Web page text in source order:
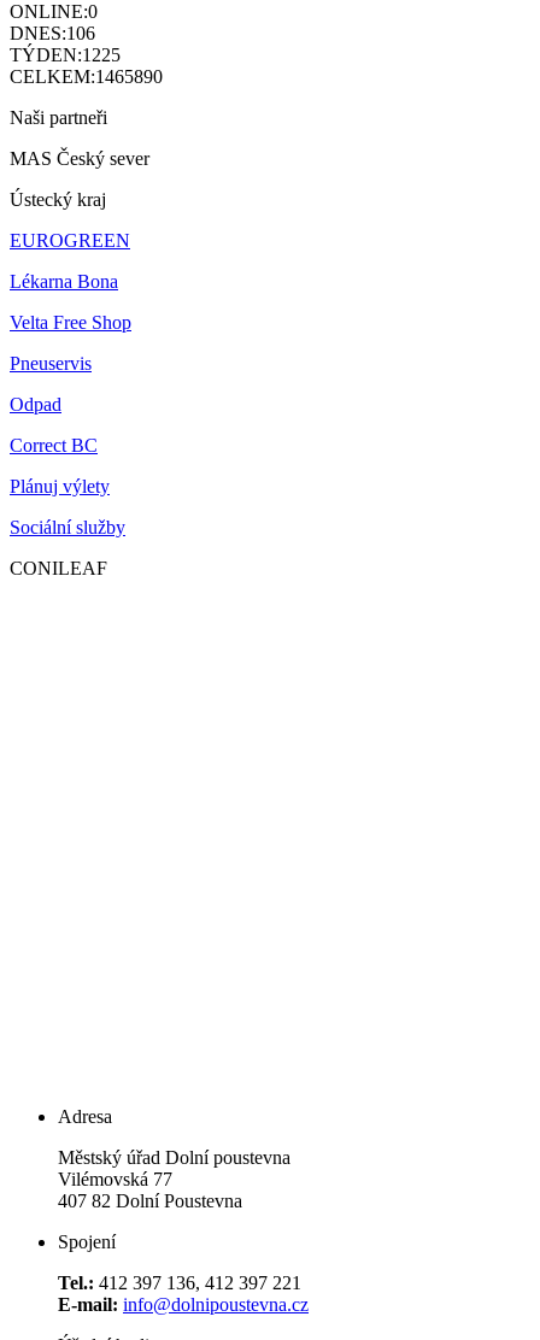
ONLINE:0
DNES:106
TÝDEN:1225
CELKEM:1465890
Naši partneři
MAS Český sever
Ústecký kraj
EUROGREEN
Lékarna Bona
Velta Free Shop
Pneuservis
Odpad
Correct BC
Plánuj výlety
Sociální služby
CONILEAF
Adresa
Městský úřad Dolní poustevna
Vilémovská 77
407 82 Dolní Poustevna
Spojení
Tel.: 412 397 136, 412 397 221
E-mail: info@dolnipoustevna.cz